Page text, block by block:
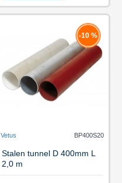
-10 %
Vetus BP400S20
Stalen tunnel D 400mm L
2,0 m